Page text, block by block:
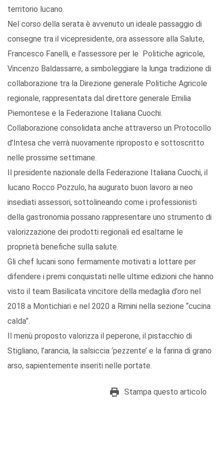
territorio lucano.
Nel corso della serata è avvenuto un ideale passaggio di
consegne tra il vicepresidente, ora assessore alla Salute,
Francesco Fanelli, e l’assessore per le Politiche agricole,
Vincenzo Baldassarre, a simboleggiare la lunga tradizione di
collaborazione tra la Direzione generale Politiche Agricole
regionale, rappresentata dal direttore generale Emilia
Piemontese e la Federazione Italiana Cuochi.
Collaborazione consolidata anche attraverso un Protocollo
d’Intesa che verrà nuovamente riproposto e sottoscritto
nelle prossime settimane.
Il presidente nazionale della Federazione Italiana Cuochi, il
lucano Rocco Pozzulo, ha augurato buon lavoro ai neo
insediati assessori, sottolineando come i professionisti
della gastronomia possano rappresentare uno strumento di
valorizzazione dei prodotti regionali ed esaltarne le
proprietà benefiche sulla salute.
Gli chef lucani sono fermamente motivati a lottare per
difendere i premi conquistati nelle ultime edizioni che hanno
visto il team Basilicata vincitore della medaglia d’oro nel
2018 a Montichiari e nel 2020 a Rimini nella sezione “cucina
calda”.
Il menù proposto valorizza il peperone, il pistacchio di
Stigliano, l’arancia, la salsiccia ‘pezzente’ e la farina di grano
arso, sapientemente inseriti nelle portate.
Stampa questo articolo